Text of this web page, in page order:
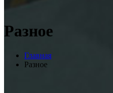
Разное
Главная
Разное